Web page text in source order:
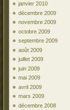
janvier 2010
décembre 2009
novembre 2009
octobre 2009
septembre 2009
août 2009
juillet 2009
juin 2009
mai 2009
avril 2009
mars 2009
décembre 2008